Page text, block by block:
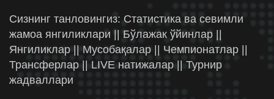
Сизнинг танловингиз: Статистика ва севимли
жамоа янгиликлари || Бўлажак ўйинлар ||
Янгиликлар || Мусобақалар || Чемпионатлар ||
Трансферлар || LIVE натижалар || Турнир
жадваллари